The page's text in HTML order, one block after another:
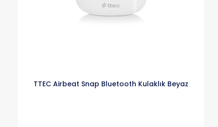
TTEC Airbeat Snap Bluetooth Kulaklık Beyaz